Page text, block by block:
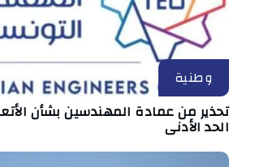
وطنية
تحذير من عمادة المهندسين بشأن
الحد الأدنى